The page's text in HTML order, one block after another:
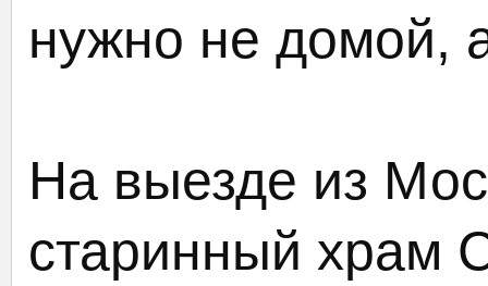
нужно не домой,
На выезде из
старинный храм